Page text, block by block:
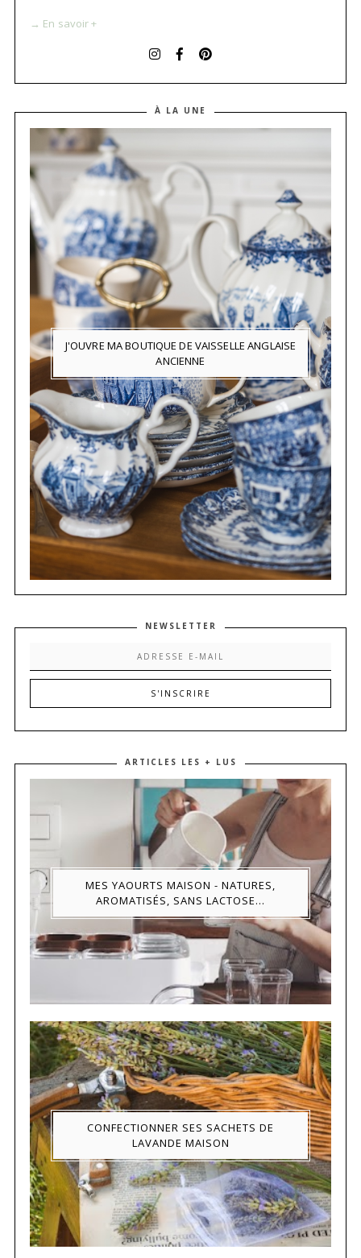
→ En savoir +
À LA UNE
J'OUVRE MA BOUTIQUE DE VAISSELLE ANGLAISE
ANCIENNE
NEWSLETTER
ARTICLES LES + LUS
MES YAOURTS MAISON - NATURES,
AROMATISÉS, SANS LACTOSE...
CONFECTIONNER SES SACHETS DE
LAVANDE MAISON